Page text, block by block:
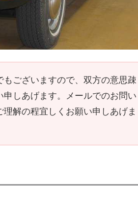
ございますので、双方の意思疎
しあげます。メールでのお問い
解の程宜しくお願い申しあげま